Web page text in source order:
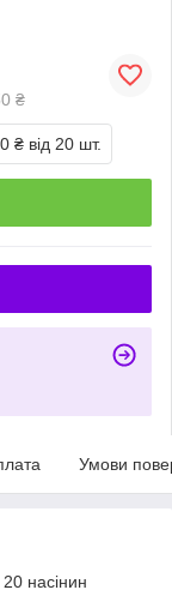
₴
₴ від 20 шт.
Умови
насінин